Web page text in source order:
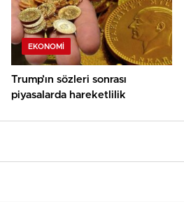
EKONOMI
Trump’ın sözleri sonrası
piyasalarda hareketlilik